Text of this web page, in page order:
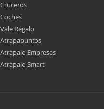
Cruceros
Coches
Vale Regalo
Atrapapuntos
Atrápalo Empresas
Atrápalo Smart